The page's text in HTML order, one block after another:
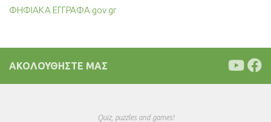
ΦΗΦΙΑΚΑ ΕΓΓΡΑΦΑ gov gr
ΑΚΟΛΟΥΘΉΣΤΕ ΜΑΣ
Quiz, puzzles and games!